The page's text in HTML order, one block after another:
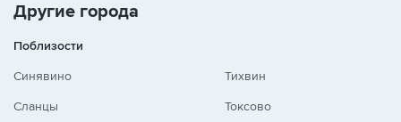
Другие города
Поблизости
Синявино
Сланцы
Тихвин
Токсово